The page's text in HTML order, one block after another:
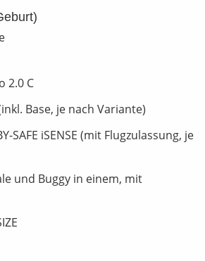
Blog
Kindersitz
Lammfell waschen
strampeln - was ist zeitgemäß?
Mythos oder Realität?
Hexenstunde
2.0 C
Base, je nach Variante)
SAFE iSENSE (mit Flugzulassung, je
und Buggy in einem, mit